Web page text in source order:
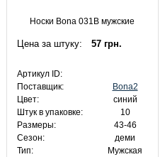
Носки Bona 031B мужские
Цена за штуку: 57 грн.
Артикул ID:
Поставщик:
Bona2
Цвет:
синий
Штук в упаковке:
10
Размеры:
43-46
Сезон:
деми
Тип:
Мужская